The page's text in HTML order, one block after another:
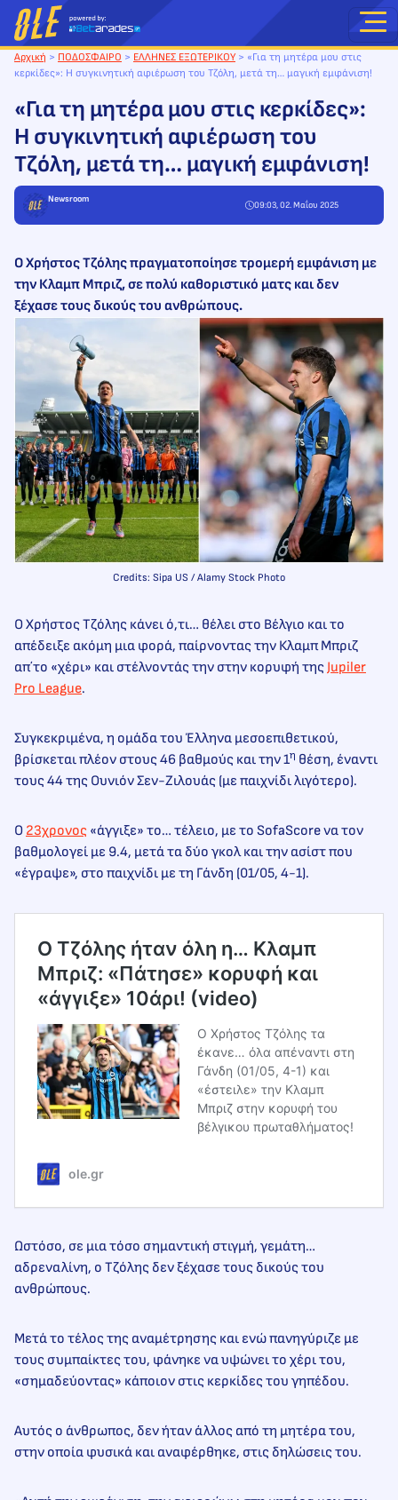
Μετάβαση
στο
περιεχόμενο
Αρχική > ΠΟΔΟΣΦΑΙΡΟ > ΕΛΛΗΝΕΣ ΕΞΩΤΕΡΙΚΟΥ> «Για τη μητέρα μου στις
κερκίδες»: Η συγκινητική αφιέρωση του Τζόλη, μετά τη… μαγική εμφάνιση!
«Για τη μητέρα μου στις κερκίδες»:
Η συγκινητική αφιέρωση του
Τζόλη, μετά τη… μαγική εμφάνιση!
Newsroom
09:03, 02. Μαΐου 2025
Ο Χρήστος Τζόλης πραγματοποίησε τρομερή εμφάνιση με
την Κλαμπ Μπριζ, σε πολύ καθοριστικό ματς και δεν
ξέχασε τους δικούς του ανθρώπους.
Credits: Sipa US / Alamy Stock Photo
Ο Χρήστος Τζόλης κάνει ό,τι… θέλει στο Βέλγιο και το
απέδειξε ακόμη μια φορά, παίρνοντας την Κλαμπ Μπριζ
απ΄το «χέρι» και στέλνοντάς την στην κορυφή της Jupiler
Pro League.
Συγκεκριμένα, η ομάδα του Έλληνα μεσοεπιθετικού,
βρίσκεται πλέον στους 46 βαθμούς και την 1η θέση, έναντι
τους 44 της Ουνιόν Σεν-Ζιλουάς (με παιχνίδι λιγότερο).
Ο 23χρονος «άγγιξε» το… τέλειο, με το SofaScore να τον
βαθμολογεί με 9.4, μετά τα δύο γκολ και την ασίστ που
«έγραψε», στο παιχνίδι με τη Γάνδη (01/05, 4-1).
Ο Τζόλης ήταν όλη η… Κλαμπ
Μπριζ: «Πάτησε» κορυφή και
«άγγιξε» 10άρι! (video)
O Χρήστος Τζόλης τα
έκανε… όλα απέναντι στη
Γάνδη (01/05, 4-1) και
«έστειλε» την Κλαμπ
Μπριζ στην κορυφή του
βέλγικου πρωταθλήματος!
ole.gr
Ωστόσο, σε μια τόσο σημαντική στιγμή, γεμάτη…
αδρεναλίνη, ο Τζόλης δεν ξέχασε τους δικούς του
ανθρώπους.
Μετά το τέλος της αναμέτρησης και ενώ πανηγύριζε με
τους συμπαίκτες του, φάνηκε να υψώνει το χέρι του,
«σημαδεύοντας» κάποιον στις κερκίδες του γηπέδου.
Αυτός ο άνθρωπος, δεν ήταν άλλος από τη μητέρα του,
στην οποία φυσικά και αναφέρθηκε, στις δηλώσεις του.